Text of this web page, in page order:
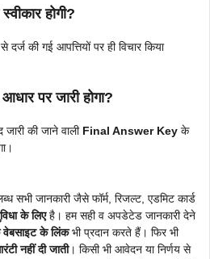
होगी?
की गई आपत्तियों पर ही विचार किया
पर जारी होगा?
की जाने वाली Final Answer Key के
जानकारी जैसे फॉर्म, रिजल्ट, एडमिट कार्ड
के लिएहै। हम सही व अपडेटेड जानकारी देने
वेबसाइट के लिंकभी प्रदान करते हैं। फिर भी
नहीं दी जाती। किसी भी आवेदन या निर्णय से